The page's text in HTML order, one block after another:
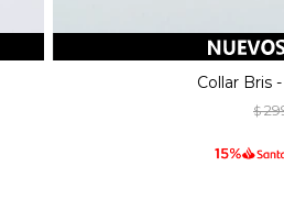
Collar Bris
$